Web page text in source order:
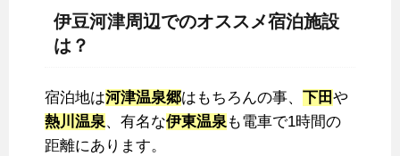
伊豆河津周辺でのオススメ宿泊施設
は？
宿泊地は河津温泉郷はもちろんの事、 下田や
熱川温泉、有名な伊東温泉も電車で1時間の
距離にあります。